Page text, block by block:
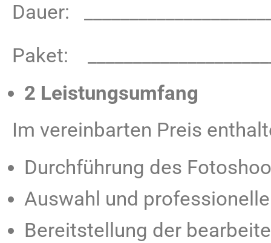
Dauer:
Paket:
2 Leistungsumfang
Im vereinbarten Preis
Durchführung des
Auswahl und
Bereitstellung der